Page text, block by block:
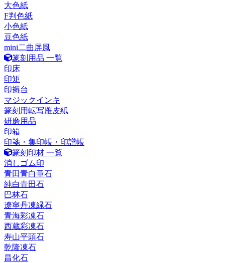
大色紙
F判色紙
小色紙
豆色紙
mini二曲屏風
篆刻用品 一覧
印床
印矩
印褥台
マジックインキ
篆刻用転写雁皮紙
研磨用品
印箱
印箋・集印帳・印譜帳
篆刻印材 一覧
消しゴム印
青田青白章石
純白青田石
巴林石
遼寧丹凍緑石
青海彩凍石
西蔵彩凍石
寿山平頭石
乾隆凍石
昌化石